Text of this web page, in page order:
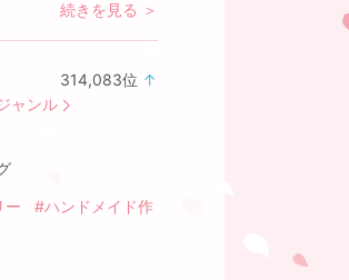
続きを見る ＞
314,083位 ↑
ャンル
ー
#ハンドメイド作